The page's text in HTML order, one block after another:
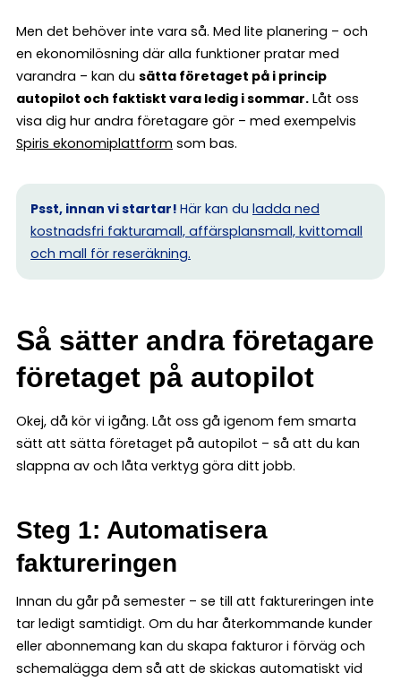
Men det behöver inte vara så. Med lite planering – och
en ekonomilösning där alla funktioner pratar med
varandra – kan du sätta företaget på i princip
autopilot och faktiskt vara ledig i sommar. Låt oss
visa dig hur andra företagare gör – med exempelvis
Spiris ekonomiplattform som bas.
Psst, innan vi startar! Här kan du ladda ned
kostnadsfri fakturamall, affärsplansmall, kvittomall
och mall för reseräkning.
Så sätter andra företagare
företaget på autopilot
Okej, då kör vi igång. Låt oss gå igenom fem smarta
sätt att sätta företaget på autopilot – så att du kan
slappna av och låta verktyg göra ditt jobb.
Steg 1: Automatisera
faktureringen
Innan du går på semester – se till att faktureringen inte
tar ledigt samtidigt. Om du har återkommande kunder
eller abonnemang kan du skapa fakturor i förväg och
schemalägga dem så att de skickas automatiskt vid